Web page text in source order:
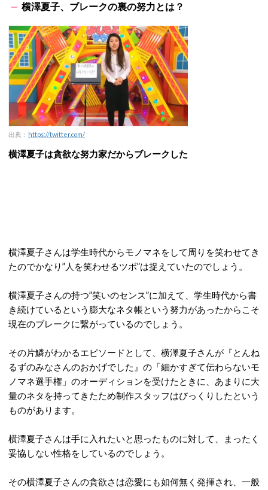
横澤夏子、ブレークの裏の努力とは？
出典： https://twitter.com/
横澤夏子は貪欲な努力家だからブレークした
横澤夏子さんは学生時代からモノマネをして周りを笑わせてき
たのでかなり”人を笑わせるツボ”は捉えていたのでしょう。
横澤夏子さんの持つ”笑いのセンス”に加えて、学生時代から書
き続けているという膨大なネタ帳という努力があったからこそ
現在のブレークに繋がっているのでしょう。
その片鱗がわかるエピソードとして、横澤夏子さんが『とんね
るずのみなさんのおかげでした』の「細かすぎて伝わらないモ
ノマネ選手権」のオーディションを受けたときに、あまりに大
量のネタを持ってきたため制作スタッフはびっくりしたという
ものがあります。
横澤夏子さんは手に入れたいと思ったものに対して、まったく
妥協しない性格をしているのでしょう。
その横澤夏子さんの貪欲さは恋愛にも如何無く発揮され、一般